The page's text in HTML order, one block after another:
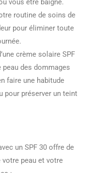
vous être baigné.
routine de soins de
pour éliminer toute
crème solaire SPF
des dommages
faire une habitude
pour préserver un teint
un SPF 30 offre de
votre peau et votre